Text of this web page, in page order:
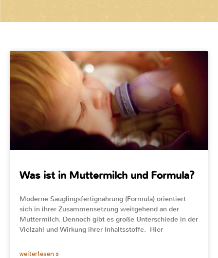
Was ist in Muttermilch und Formula?
Moderne Säuglingsfertignahrung (Formula) orientiert
sich in ihrer Zusammensetzung weitgehend an der
Muttermilch. Dennoch gibt es große Unterschiede in der
Vielzahl und Wirkung ihrer Inhaltsstoffe. Hier
weiterlesen »